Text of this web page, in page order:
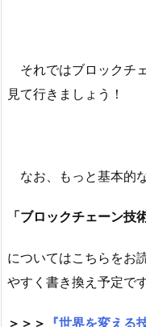
それではブロックチ
見て行きましょう！
なお、もっと基本的
「ブロックチェーン技
についてはこちらをお
やすく書き換え予定です
＞＞＞ 『世界を変える